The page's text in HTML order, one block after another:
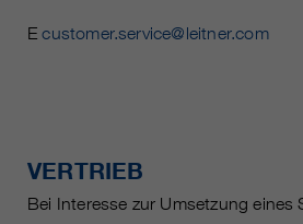
Ecustomer.service@leitner.com
VERTRIEB
Bei Interesse zur Umsetzung eines